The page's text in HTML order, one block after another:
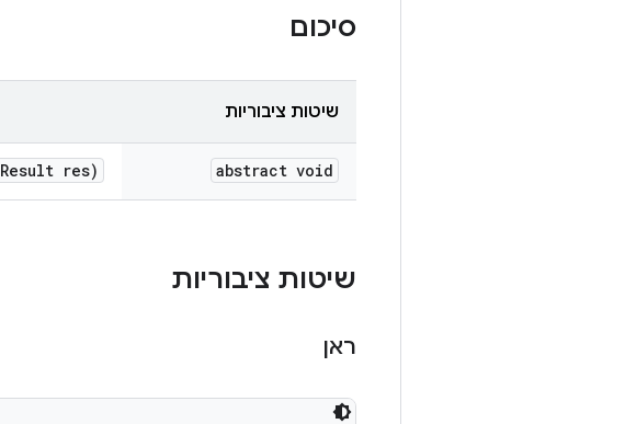
סיכום
שיטות ציבוריות
abstract void
Result res)
שיטות ציבוריות
ראן